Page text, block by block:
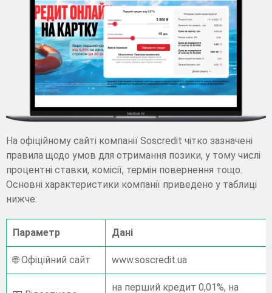
На офіційному сайті компанії Soscredit чітко зазначені
правила щодо умов для отримання позики, у тому числі
процентні ставки, комісії, термін повернення тощо.
Основні характеристики компанії приведено у таблиці
нижче:
Параметр Дані
🌐 Офіційний сайт www.soscredit.ua
на перший кредит 0,01%, на